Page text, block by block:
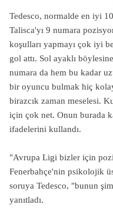
Tedesco, normalde en iyi
Talisca'yı 9 numara
koşulları yapmayı çok iyi
gol attı. Sol ayaklı
numara da hem bu kadar
bir oyuncu bulmak hiç
birazcık zaman meselesi.
için çok net. Onun burada
ifadelerini kullandı.
"Avrupa Ligi bizler için
Fenerbahçe'nin psikolojik
soruya Tedesco, "bunun
yanıtladı.